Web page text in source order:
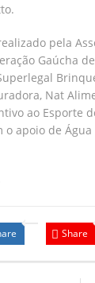
pela
Gaúcha
Nat
ao Esporte
o apoio de
Share